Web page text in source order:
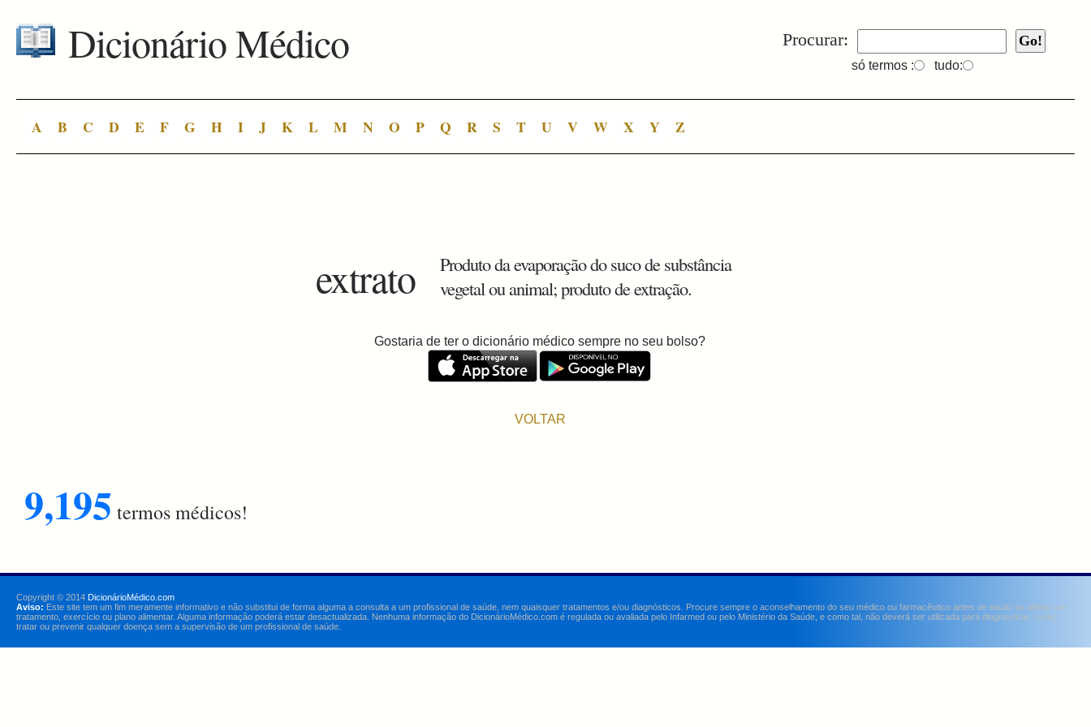
Procurar:
só termos : tudo:
Dicionário Médico
A B C D E F G H I J K L M N O P Q R S T U V W X Y Z
extrato
Produto da evaporação do suco de substância
vegetal ou animal; produto de extração.
Gostaria de ter o dicionário médico sempre no seu bolso?
VOLTAR
9,195 termos médicos!
Copyright © 2014 DicionárioMédico.com
Aviso: Este site tem um fim meramente informativo e não substitui de forma alguma a consulta a um profissional de saúde, nem quaisquer tratamentos e/ou diagnósticos. Procure sempre o aconselhamento do seu médico ou farmacêutico antes de iniciar ou alterar um
tratamento, exercício ou plano alimentar. Alguma informação poderá estar desactualizada. Nenhuma informação do DicionárioMédico.com é regulada ou avaliada pelo Infarmed ou pelo Ministério da Saúde, e como tal, não deverá ser utilizada para diagnosticar, curar,
tratar ou prevenir qualquer doença sem a supervisão de um profissional de saúde.